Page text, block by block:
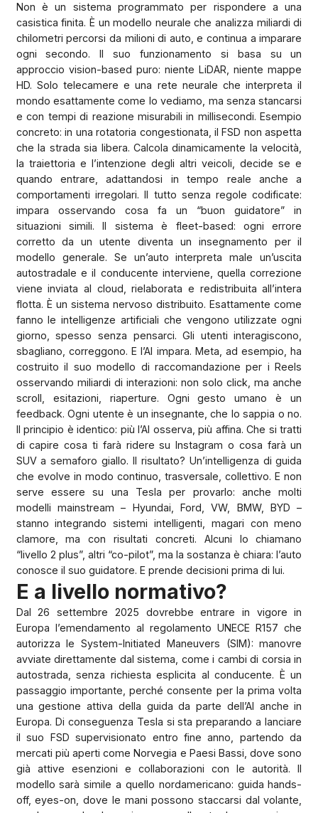
Non è un sistema programmato per rispondere a una
casistica finita. È un modello neurale che analizza miliardi di
chilometri percorsi da milioni di auto, e continua a imparare
ogni secondo. Il suo funzionamento si basa su un
approccio vision-based puro: niente LiDAR, niente mappe
HD. Solo telecamere e una rete neurale che interpreta il
mondo esattamente come lo vediamo, ma senza stancarsi
e con tempi di reazione misurabili in millisecondi. Esempio
concreto: in una rotatoria congestionata, il FSD non aspetta
che la strada sia libera. Calcola dinamicamente la velocità,
la traiettoria e l’intenzione degli altri veicoli, decide se e
quando entrare, adattandosi in tempo reale anche a
comportamenti irregolari. Il tutto senza regole codificate:
impara osservando cosa fa un “buon guidatore” in
situazioni simili. Il sistema è fleet-based: ogni errore
corretto da un utente diventa un insegnamento per il
modello generale. Se un’auto interpreta male un’uscita
autostradale e il conducente interviene, quella correzione
viene inviata al cloud, rielaborata e redistribuita all’intera
flotta. È un sistema nervoso distribuito. Esattamente come
fanno le intelligenze artificiali che vengono utilizzate ogni
giorno, spesso senza pensarci. Gli utenti interagiscono,
sbagliano, correggono. E l’AI impara. Meta, ad esempio, ha
costruito il suo modello di raccomandazione per i Reels
osservando miliardi di interazioni: non solo click, ma anche
scroll, esitazioni, riaperture. Ogni gesto umano è un
feedback. Ogni utente è un insegnante, che lo sappia o no.
Il principio è identico: più l’AI osserva, più affina. Che si tratti
di capire cosa ti farà ridere su Instagram o cosa farà un
SUV a semaforo giallo. Il risultato? Un’intelligenza di guida
che evolve in modo continuo, trasversale, collettivo. E non
serve essere su una Tesla per provarlo: anche molti
modelli mainstream – Hyundai, Ford, VW, BMW, BYD –
stanno integrando sistemi intelligenti, magari con meno
clamore, ma con risultati concreti. Alcuni lo chiamano
“livello 2 plus”, altri “co-pilot”, ma la sostanza è chiara: l’auto
conosce il suo guidatore. E prende decisioni prima di lui.
E a livello normativo?
Dal 26 settembre 2025 dovrebbe entrare in vigore in
Europa l’emendamento al regolamento UNECE R157 che
autorizza le System-Initiated Maneuvers (SIM): manovre
avviate direttamente dal sistema, come i cambi di corsia in
autostrada, senza richiesta esplicita al conducente. È un
passaggio importante, perché consente per la prima volta
una gestione attiva della guida da parte dell’AI anche in
Europa. Di conseguenza Tesla si sta preparando a lanciare
il suo FSD supervisionato entro fine anno, partendo da
mercati più aperti come Norvegia e Paesi Bassi, dove sono
già attive esenzioni e collaborazioni con le autorità. Il
modello sarà simile a quello nordamericano: guida hands-
off, eyes-on, dove le mani possono staccarsi dal volante,